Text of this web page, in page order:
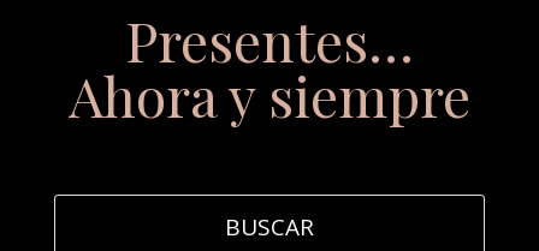
Presentes…
Ahora y siempre